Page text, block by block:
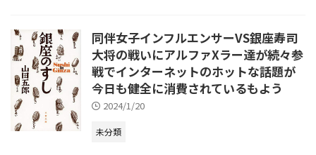
同伴女子インフルエンサーVS銀座寿司
大将の戦いにアルファXラー達が続々参
戦でインターネットのホットな話題が
今日も健全に消費されているもよう
2024/1/20
未分類